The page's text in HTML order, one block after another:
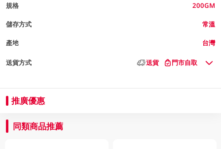
規格 200GM
儲存方式 常溫
產地 台灣
送貨方式 送貨 門市自取
推廣優惠
同類商品推薦